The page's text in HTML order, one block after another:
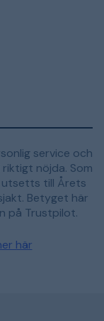
service och
nöjda. Som
till Årets
Betyget här
på Trustpilot.
här